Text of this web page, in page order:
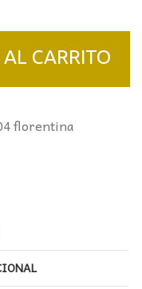
CARRITO
florentina